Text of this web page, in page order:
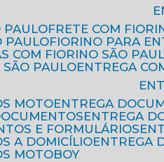
PAULO
FRETE COM
PAULO
FIORINO PARA
COM FIORINO SÃO
SÃO PAULO
ENTREGA
MOTO
ENTREGA
ENTREGA
E FORMULÁRIOS
A DOMICÍLIO
MOTOBOY